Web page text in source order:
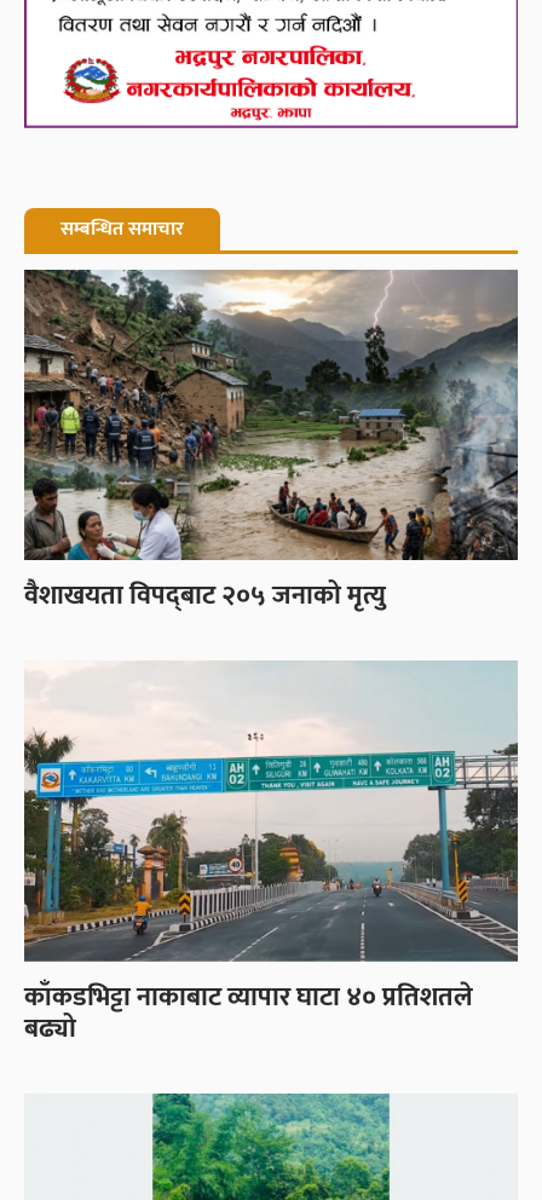
सम्बन्धित समाचार
वैशाखयता विपद्‌बाट २०५ जनाको मृत्यु
काँकडभिट्टा नाकाबाट व्यापार घाटा ४० प्रतिशतले
बढ्यो